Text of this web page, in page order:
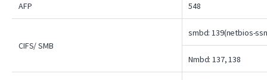
AFP 548
CIFS/ SMB
smbd: 139(netbios-
Nmbd: 137, 138